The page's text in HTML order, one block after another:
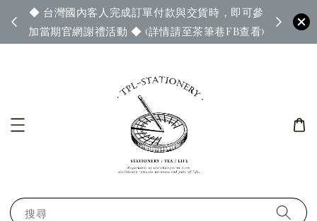
◆ 台灣國內客人完成訂單付款與交貨時，即可參
加當期官網謝禮活動 ◆ (詳情請至茶筆巷FB查看)
◆ 官
搜尋